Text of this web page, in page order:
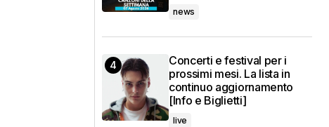
news
Concerti e festival per i
prossimi mesi. La lista in
continuo aggiornamento
[Info e Biglietti]
live